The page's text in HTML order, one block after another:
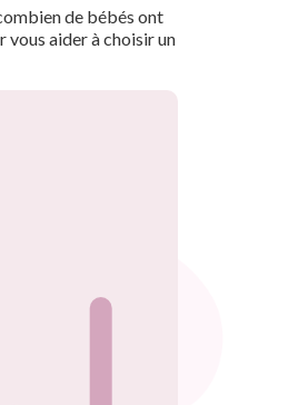
de bébés ont
vous aider à choisir un